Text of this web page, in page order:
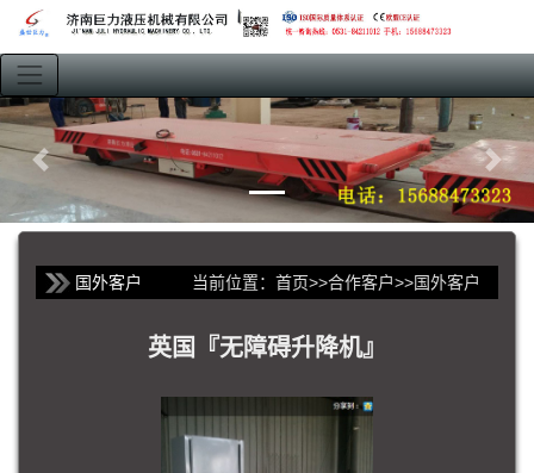
国外客户 当前位置： 首页>>合作客户>>国外客户
英国『无障碍升降机』